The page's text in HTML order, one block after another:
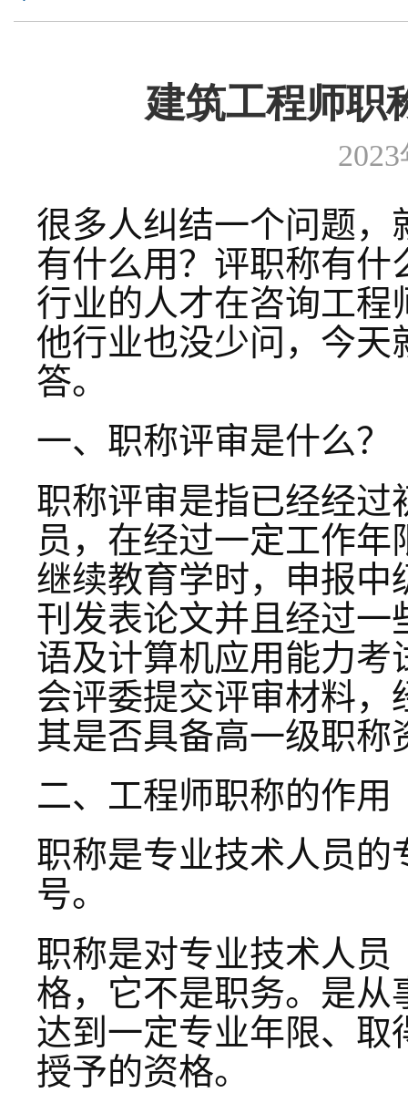
建筑工程师职
很多人纠结一个问题
有什么用？评职称有
行业的人才在咨询工
他行业也没少问，今
答。
一、职称评审是什么？
职称评审是指已经经
员，在经过一定工作
继续教育学时，申报
刊发表论文并且经过
语及计算机应用能力
会评委提交评审材料
其是否具备高一级职称
二、工程师职称的作用
职称是专业技术人员
号。
职称是对专业技术人
格，它不是职务。是
达到一定专业年限、
授予的资格。